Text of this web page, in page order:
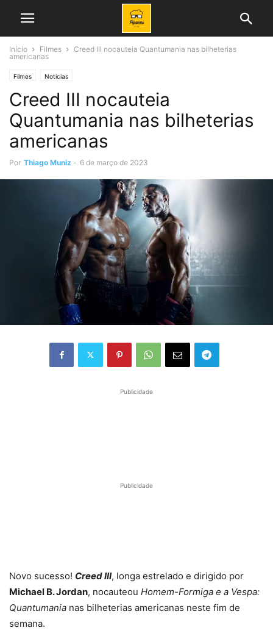
Início Filmes
Creed III nocauteia Quantumania nas bilheterias
americanas
Filmes Noticias
Creed III nocauteia
Quantumania nas bilheterias
americanas
Por Thiago Muniz - 6 de março de 2023
Publicidade
Publicidade
Novo sucesso! Creed III, longa estrelado e dirigido por
Michael B. Jordan, nocauteou Homem-Formiga e a Vespa:
Quantumania nas bilheterias americanas neste fim de
semana.